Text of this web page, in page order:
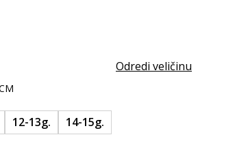
Odredi veličinu
12-13g. 14-15g.